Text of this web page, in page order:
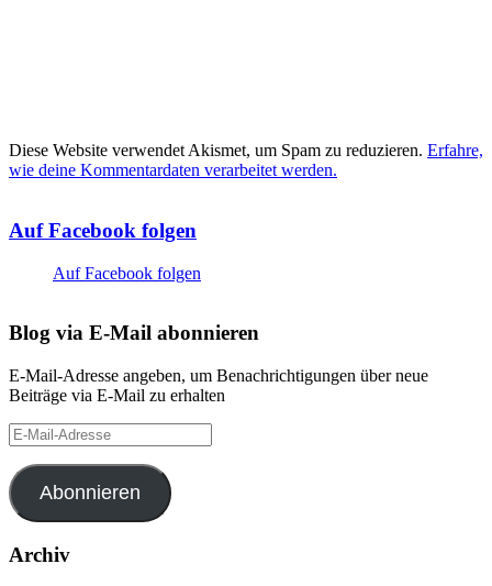
Diese Website verwendet Akismet, um Spam zu reduzieren. Erfahre,
wie deine Kommentardaten verarbeitet werden.
Auf Facebook folgen
Auf Facebook folgen
Blog via E-Mail abonnieren
E-Mail-Adresse angeben, um Benachrichtigungen über neue
Beiträge via E-Mail zu erhalten
E-
Mail-
Adresse
Abonnieren
Archiv